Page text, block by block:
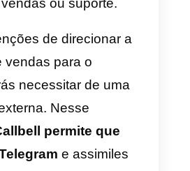
canais acima
um widget de chat
que redirecione
para o teu bot.
obtidos novos leads, ao